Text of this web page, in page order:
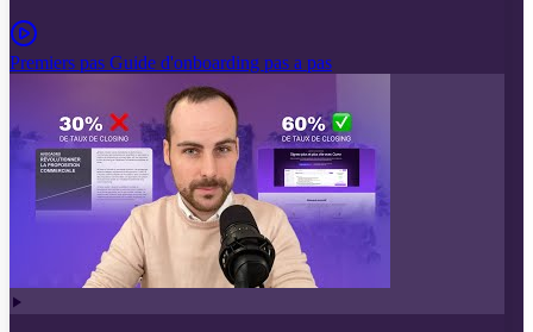
Premiers pas Guide d'onboarding pas a pas